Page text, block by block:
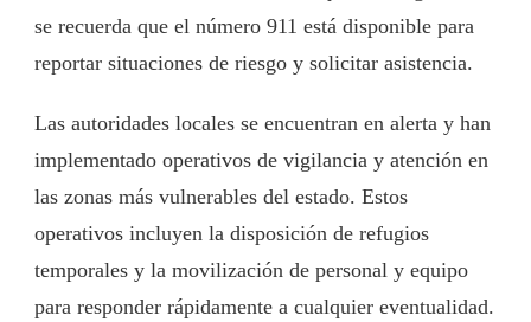
se recuerda que el número 911 está disponible para
reportar situaciones de riesgo y solicitar asistencia.
Las autoridades locales se encuentran en alerta y han
implementado operativos de vigilancia y atención en
las zonas más vulnerables del estado. Estos
operativos incluyen la disposición de refugios
temporales y la movilización de personal y equipo
para responder rápidamente a cualquier eventualidad.